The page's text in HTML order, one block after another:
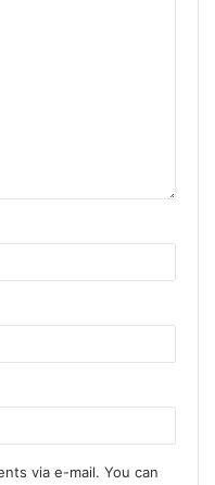
via e-mail. You can